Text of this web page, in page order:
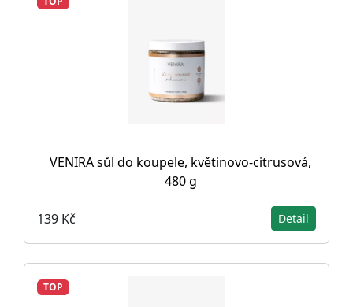
VENIRA sůl do koupele, květinovo-citrusová,
480 g
139 Kč Detail
TOP